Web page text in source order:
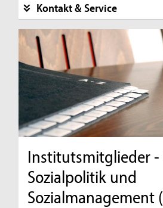
Kontakt & Service
Institutsmitglieder
Sozialpolitik und
Sozialmanagement